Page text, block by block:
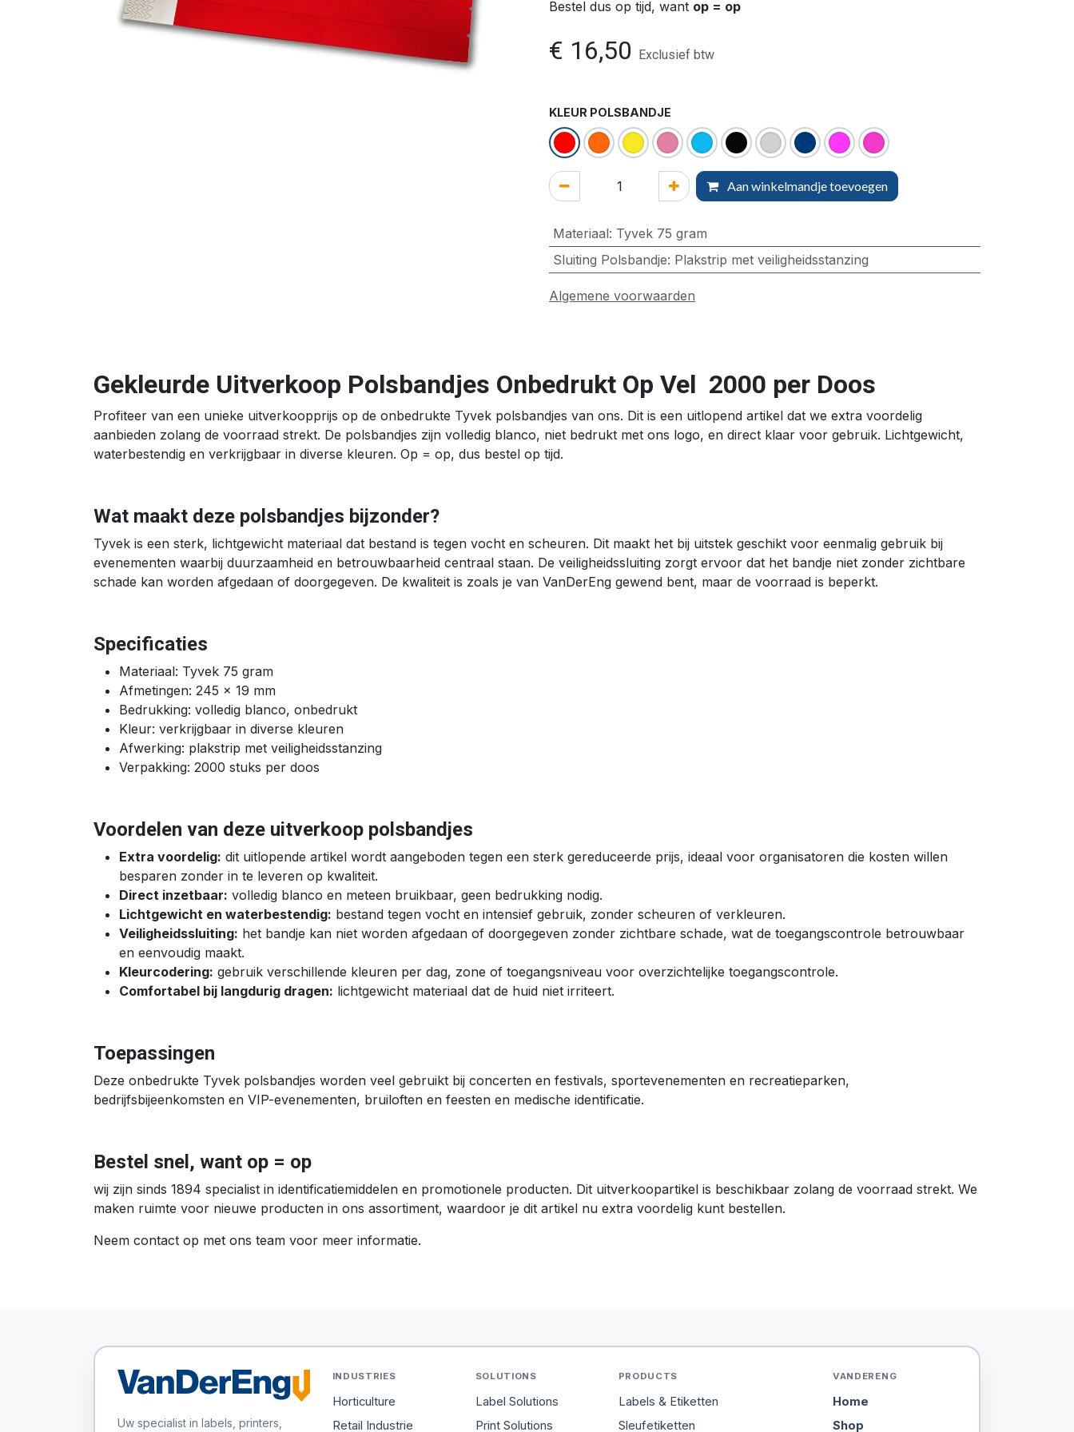
Bestel dus op tijd, want op = op
€ 16,50 Exclusief btw
KLEUR POLSBANDJE
Aan winkelmandje toevoegen
Materiaal: Tyvek 75 gram
Sluiting Polsbandje: Plakstrip met veiligheidsstanzing
Algemene voorwaarden
Gekleurde Uitverkoop Polsbandjes Onbedrukt Op Vel 2000 per Doos
Profiteer van een unieke uitverkoopprijs op de onbedrukte Tyvek polsbandjes van ons. Dit is een uitlopend artikel dat we extra voordelig
aanbieden zolang de voorraad strekt. De polsbandjes zijn volledig blanco, niet bedrukt met ons logo, en direct klaar voor gebruik. Lichtgewicht,
waterbestendig en verkrijgbaar in diverse kleuren. Op = op, dus bestel op tijd.
Wat maakt deze polsbandjes bijzonder?
Tyvek is een sterk, lichtgewicht materiaal dat bestand is tegen vocht en scheuren. Dit maakt het bij uitstek geschikt voor eenmalig gebruik bij
evenementen waarbij duurzaamheid en betrouwbaarheid centraal staan. De veiligheidssluiting zorgt ervoor dat het bandje niet zonder zichtbare
schade kan worden afgedaan of doorgegeven. De kwaliteit is zoals je van VanDerEng gewend bent, maar de voorraad is beperkt.
Specificaties
Materiaal: Tyvek 75 gram
Afmetingen: 245 x 19 mm
Bedrukking: volledig blanco, onbedrukt
Kleur: verkrijgbaar in diverse kleuren
Afwerking: plakstrip met veiligheidsstanzing
Verpakking: 2000 stuks per doos
Voordelen van deze uitverkoop polsbandjes
Extra voordelig: dit uitlopende artikel wordt aangeboden tegen een sterk gereduceerde prijs, ideaal voor organisatoren die kosten willen
besparen zonder in te leveren op kwaliteit.
Direct inzetbaar: volledig blanco en meteen bruikbaar, geen bedrukking nodig.
Lichtgewicht en waterbestendig: bestand tegen vocht en intensief gebruik, zonder scheuren of verkleuren.
Veiligheidssluiting: het bandje kan niet worden afgedaan of doorgegeven zonder zichtbare schade, wat de toegangscontrole betrouwbaar
en eenvoudig maakt.
Kleurcodering: gebruik verschillende kleuren per dag, zone of toegangsniveau voor overzichtelijke toegangscontrole.
Comfortabel bij langdurig dragen: lichtgewicht materiaal dat de huid niet irriteert.
Toepassingen
Deze onbedrukte Tyvek polsbandjes worden veel gebruikt bij concerten en festivals, sportevenementen en recreatieparken,
bedrijfsbijeenkomsten en VIP-evenementen, bruiloften en feesten en medische identificatie.
Bestel snel, want op = op
wij zijn sinds 1894 specialist in identificatiemiddelen en promotionele producten. Dit uitverkoopartikel is beschikbaar zolang de voorraad strekt. We
maken ruimte voor nieuwe producten in ons assortiment, waardoor je dit artikel nu extra voordelig kunt bestellen.
Neem contact op met ons team voor meer informatie.
Uw specialist in labels, printers,
INDUSTRIES
Horticulture
Retail Industrie
SOLUTIONS
Label Solutions
Print Solutions
PRODUCTS
Labels & Etiketten
Sleufetiketten
VANDERENG
Home
Shop